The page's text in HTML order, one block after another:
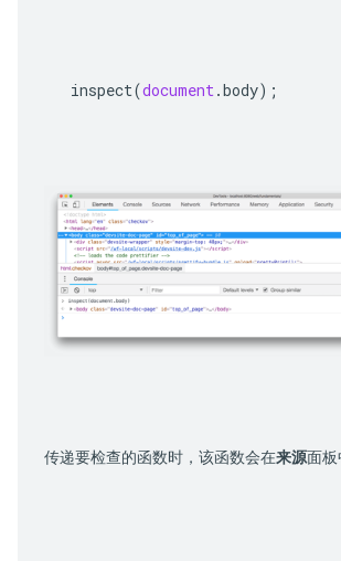
inspect(document .body);
传递要检查的函数时，该函数会在来源面板